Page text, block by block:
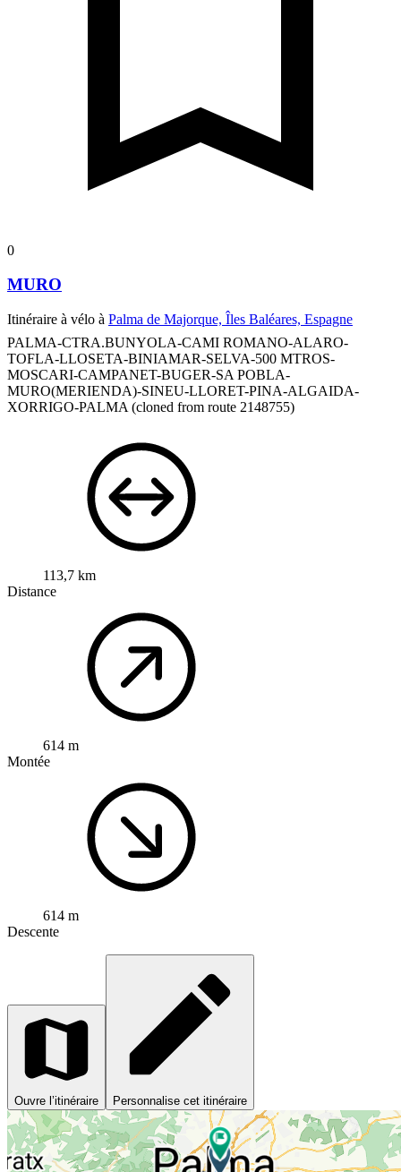
0
MURO
Itinéraire à vélo à Palma de Majorque, Îles Baléares, Espagne
PALMA-CTRA.BUNYOLA-CAMI ROMANO-ALARO-
TOFLA-LLOSETA-BINIAMAR-SELVA-500 MTROS-
MOSCARI-CAMPANET-BUGER-SA POBLA-
MURO(MERIENDA)-SINEU-LLORET-PINA-ALGAIDA-
XORRIGO-PALMA (cloned from route 2148755)
113,7 km
Distance
614 m
Montée
614 m
Descente
Ouvre l’itinéraire Personnalise cet itinéraire